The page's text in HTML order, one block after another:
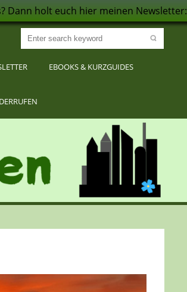
Dann holt euch hier meinen Newsletter:
EBOOKS & KURZGUIDES